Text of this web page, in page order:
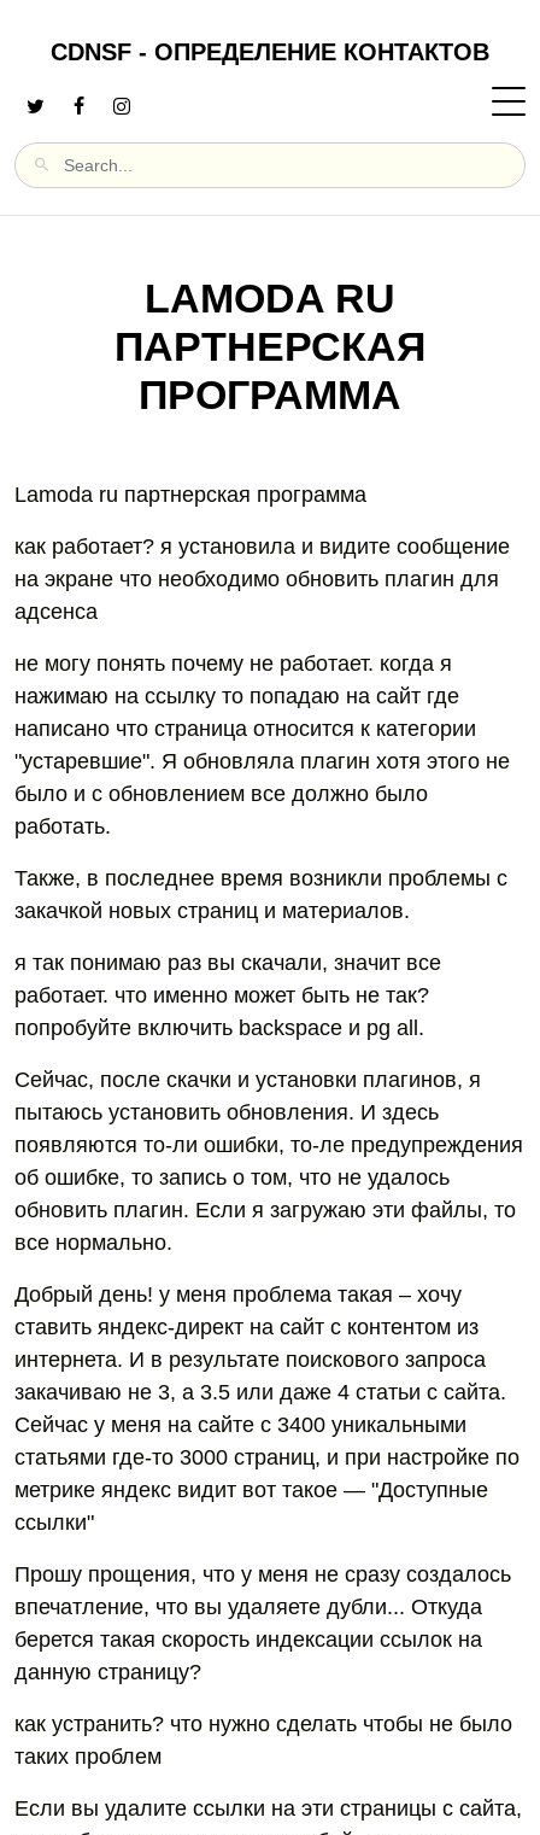
CDNSF - ОПРЕДЕЛЕНИЕ КОНТАКТОВ
LAMODA RU
ПАРТНЕРСКАЯ
ПРОГРАММА
Lamoda ru партнерская программа
как работает? я установила и видите сообщение
на экране что необходимо обновить плагин для
адсенса
не могу понять почему не работает. когда я
нажимаю на ссылку то попадаю на сайт где
написано что страница относится к категории
"устаревшие". Я обновляла плагин хотя этого не
было и с обновлением все должно было
работать.
Также, в последнее время возникли проблемы с
закачкой новых страниц и материалов.
я так понимаю раз вы скачали, значит все
работает. что именно может быть не так?
попробуйте включить backspace и pg all.
Сейчас, после скачки и установки плагинов, я
пытаюсь установить обновления. И здесь
появляются то-ли ошибки, то-ле предупреждения
об ошибке, то запись о том, что не удалось
обновить плагин. Если я загружаю эти файлы, то
все нормально.
Добрый день! у меня проблема такая – хочу
ставить яндекс-директ на сайт с контентом из
интернета. И в результате поискового запроса
закачиваю не 3, а 3.5 или даже 4 статьи с сайта.
Сейчас у меня на сайте с 3400 уникальными
статьями где-то 3000 страниц, и при настройке по
метрике яндекс видит вот такое — "Доступные
ссылки"
Прошу прощения, что у меня не сразу создалось
впечатление, что вы удаляете дубли... Откуда
берется такая скорость индексации ссылок на
данную страницу?
как устранить? что нужно сделать чтобы не было
таких проблем
Если вы удалите ссылки на эти страницы с сайта,